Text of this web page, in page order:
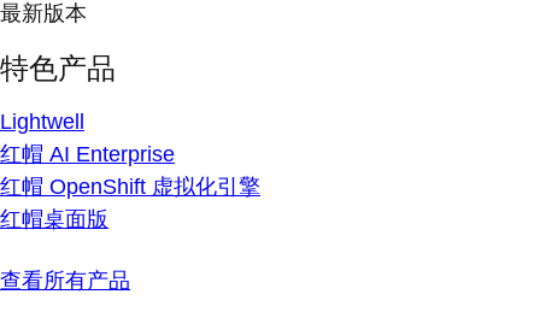
最新版本
特色产品
Lightwell
红帽 AI Enterprise
红帽 OpenShift 虚拟化引擎
红帽桌面版
查看所有产品